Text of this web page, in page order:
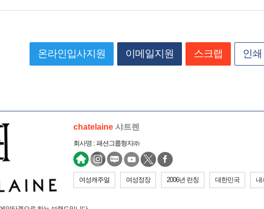
온라인입사지원 이메일지원 스크랩 인쇄
chatelaine 샤트렌
회사명 : 패션그룹형지㈜
여성캐주얼 여성정장 2006년 런칭 대한민국 내